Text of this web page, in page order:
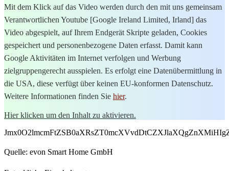
Mit dem Klick auf das Video werden durch den mit uns gemeinsam
Verantwortlichen Youtube [Google Ireland Limited, Irland] das
Video abgespielt, auf Ihrem Endgerät Skripte geladen, Cookies
gespeichert und personenbezogene Daten erfasst. Damit kann
Google Aktivitäten im Internet verfolgen und Werbung
zielgruppengerecht ausspielen. Es erfolgt eine Datenübermittlung in
die USA, diese verfügt über keinen EU-konformen Datenschutz.
Weitere Informationen finden Sie hier.
Hier klicken um den Inhalt zu aktivieren.
Quelle: evon Smart Home GmbH